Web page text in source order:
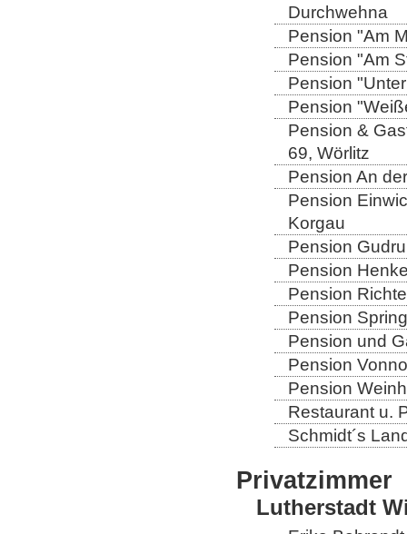
Durchwehna
Pension "Am
Pension "Am
Pension
Pension
Pension &
69, Wörlitz
Pension An
Pension
Korgau
Pension
Pension
Pension
Pension
Pension und
Pension
Pension
Restaurant u.
Schmidt´s
Privatzimmer
Lutherstadt